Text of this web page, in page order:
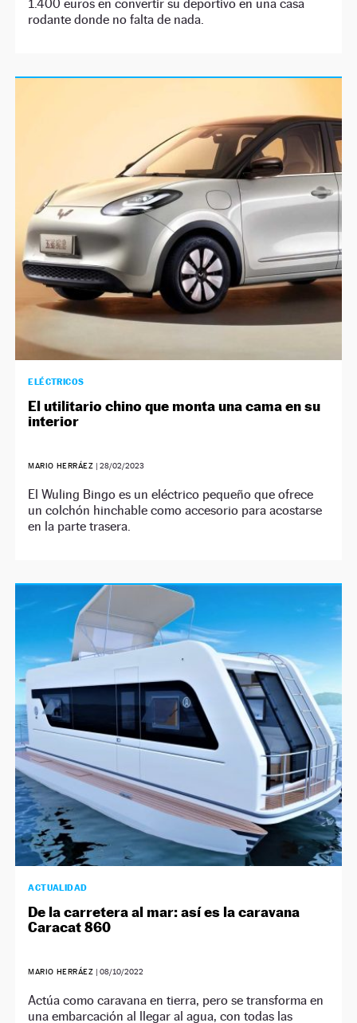
1.400 euros en convertir su deportivo en una casa
rodante donde no falta de nada.
ELÉCTRICOS
El utilitario chino que monta una cama en su
interior
MARIO HERRÁEZ |28/02/2023
El Wuling Bingo es un eléctrico pequeño que ofrece
un colchón hinchable como accesorio para acostarse
en la parte trasera.
ACTUALIDAD
De la carretera al mar: así es la caravana
Caracat 860
MARIO HERRÁEZ |08/10/2022
Actúa como caravana en tierra, pero se transforma en
una embarcación al llegar al agua, con todas las